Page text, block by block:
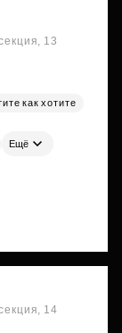
13
как хотите
Ещё
14